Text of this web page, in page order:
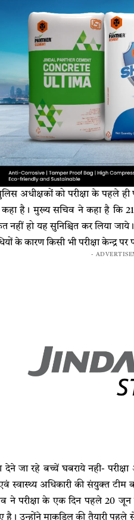
अधीक्षकों को परीक्षा के पहले ही
कहा है। मुख्य सचिव ने कहा है कि 21
हो यह सुनिश्चित कर लिया
के कारण किसी भी परीक्षा केन्द्र
-
देने जा रहे बच्चें घबराये नही-
स्वास्थ्य अधिकारी की संयुक्त टीम
ने परीक्षा के एक दिन पहले 20 जून
उन्होंने माकड्रिल की तैयारी पहले से